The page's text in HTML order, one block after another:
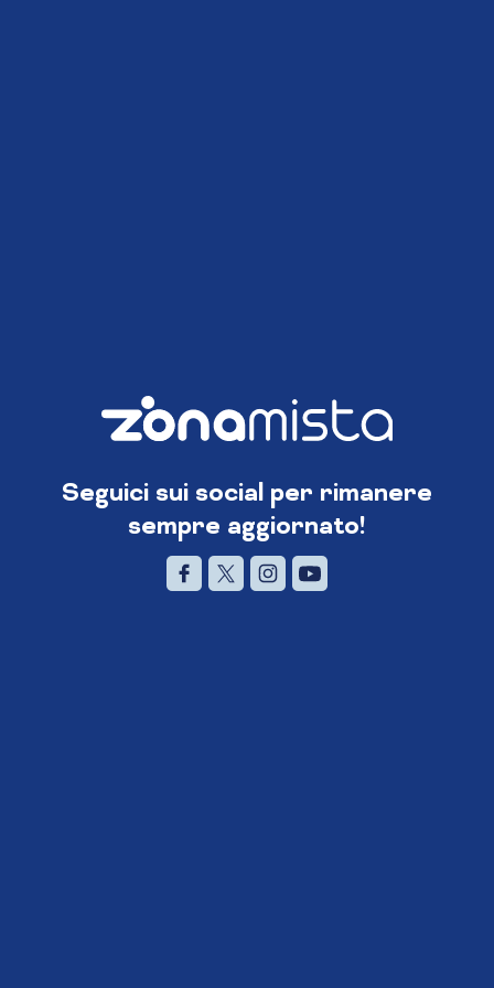
Seguici sui social per rimanere
sempre aggiornato!